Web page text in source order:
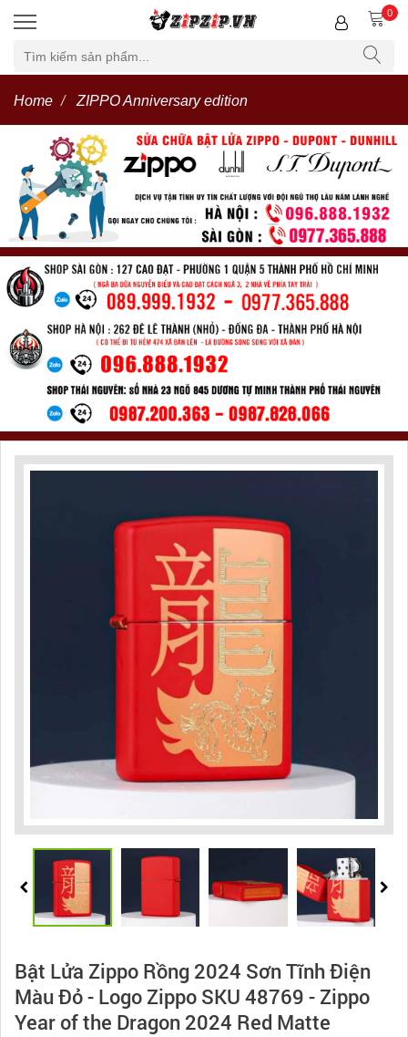
0
Home ZIPPO Anniversary edition
Bật Lửa Zippo Rồng 2024 Sơn Tĩnh Điện
Màu Đỏ - Logo Zippo SKU 48769 - Zippo
Year of the Dragon 2024 Red Matte